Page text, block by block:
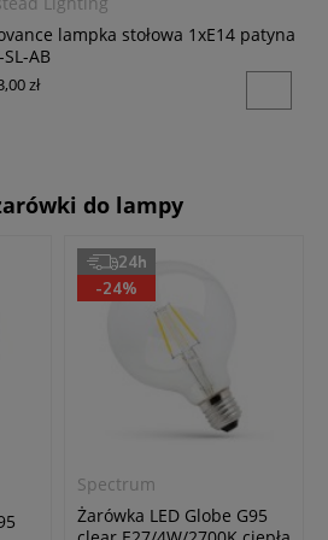
lampka stołowa 1xE14 patyna
SL-AB
zł
do lampy
Spectrum
Żarówka LED Globe G95
24h
-24%